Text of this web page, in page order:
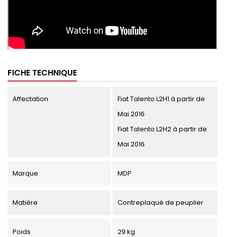
FICHE TECHNIQUE
Affectation
Fiat Talento L2H1 à partir de
Mai 2016
Fiat Talento L2H2 à partir de
Mai 2016
Marque MDP
Matière Contreplaqué de peuplier
Poids 29 kg